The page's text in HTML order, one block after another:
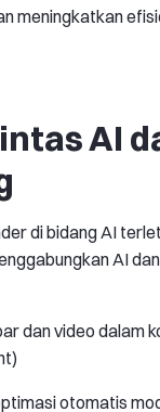
meningkatkan
AI
di bidang AI
AI
dan video dalam
otomatis